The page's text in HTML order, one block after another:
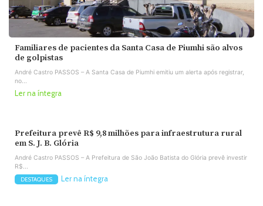
Familiares de pacientes da Santa Casa de Piumhi são alvos
de golpistas
André Castro PASSOS – A Santa Casa de Piumhi emitiu um alerta após registrar,
no...
Ler na íntegra
Prefeitura prevê R$ 9,8 milhões para infraestrutura rural
em S. J. B. Glória
André Castro PASSOS – A Prefeitura de São João Batista do Glória prevê investir
R$...
DESTAQUES Ler na íntegra